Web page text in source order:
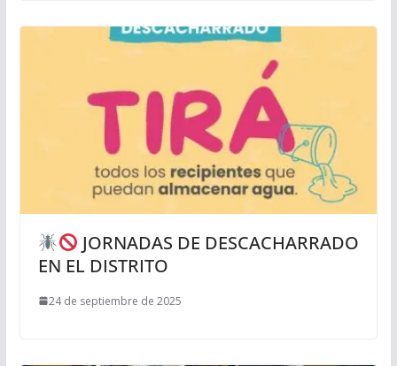
JORNADAS DE DESCACHARRADO
EN EL DISTRITO
24 de septiembre de 2025